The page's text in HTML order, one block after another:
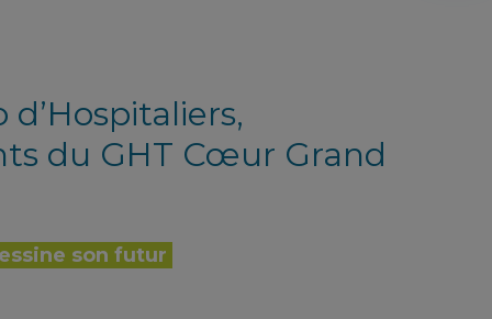
du GHT Cœur Grand
son futur